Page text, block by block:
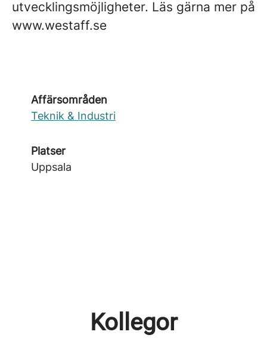
utvecklingsmöjligheter. Läs gärna mer på
www.westaff.se
Affärsområden
Teknik & Industri
Platser
Uppsala
Kollegor